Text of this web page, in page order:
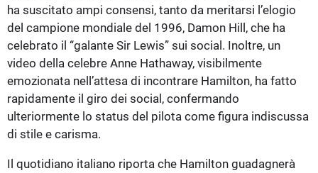
ha suscitato ampi consensi, tanto da meritarsi l’elogio
del campione mondiale del 1996, Damon Hill, che ha
celebrato il “galante Sir Lewis” sui social. Inoltre, un
video della celebre Anne Hathaway, visibilmente
emozionata nell’attesa di incontrare Hamilton, ha fatto
rapidamente il giro dei social, confermando
ulteriormente lo status del pilota come figura indiscussa
di stile e carisma.
Il quotidiano italiano riporta che Hamilton guadagnerà